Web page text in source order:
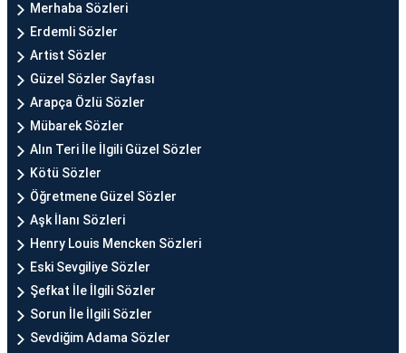
Merhaba Sözleri
Erdemli Sözler
Artist Sözler
Güzel Sözler Sayfası
Arapça Özlü Sözler
Mübarek Sözler
Alın Teri İle İlgili Güzel Sözler
Kötü Sözler
Öğretmene Güzel Sözler
Aşk İlanı Sözleri
Henry Louis Mencken Sözleri
Eski Sevgiliye Sözler
Şefkat İle İlgili Sözler
Sorun İle İlgili Sözler
Sevdiğim Adama Sözler